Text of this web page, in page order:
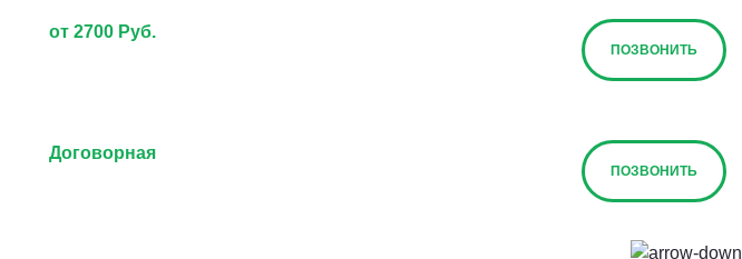
от 2700 Руб.
ПОЗВОНИТЬ
Договорная
ПОЗВОНИТЬ